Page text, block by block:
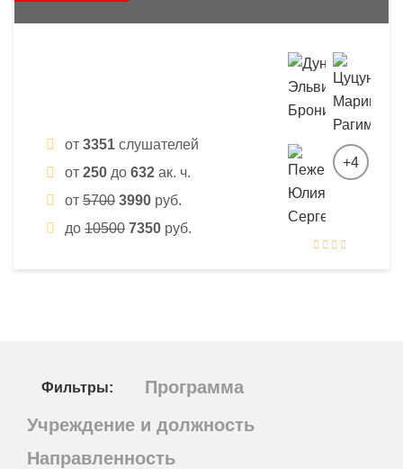
от 3351 слушателей
от 250 до 632 ак. ч.
от 5700 3990 руб.
до 10500 7350 руб.
+4
Фильтры:
Программа
Учреждение и должность
Направленность